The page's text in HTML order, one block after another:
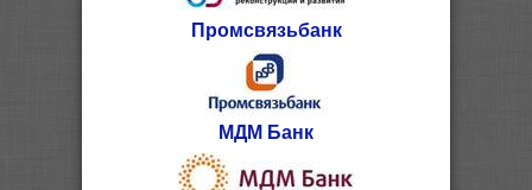
Промсвязьбанк
МДМ Банк